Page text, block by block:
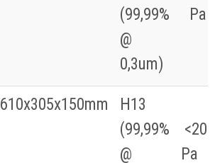
(99,99%
@
0,3um)
Pa
610x305x150mm
H13
(99,99%
@
<200
Pa